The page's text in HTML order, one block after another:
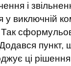
і
у виключній
Додався пункт,
ці